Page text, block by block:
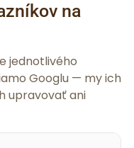
na
jednotlivého
Googlu — my ich
upravovať ani